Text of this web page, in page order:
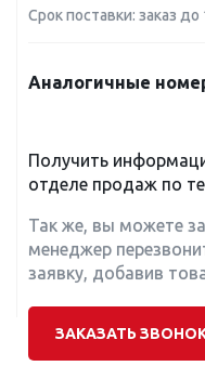
Срок поставки: заказ
Аналогичные
Получить
отделе продаж по
Так же, вы можете
менеджер
заявку, добавив
ЗАКАЗАТЬ